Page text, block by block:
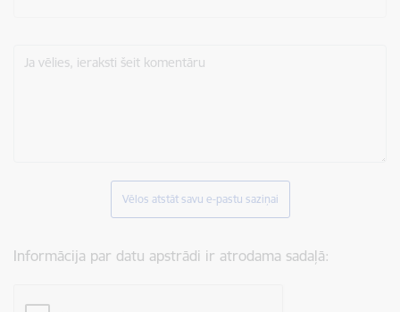
Ja vēlies, ieraksti šeit komentāru
Vēlos atstāt savu e-pastu saziņai
Informācija par datu apstrādi ir atrodama sadaļā: